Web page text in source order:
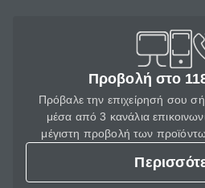
Προβολή στο
Πρόβαλε την επιχείρησή σου
μέσα από 3 κανάλια
μέγιστη προβολή των